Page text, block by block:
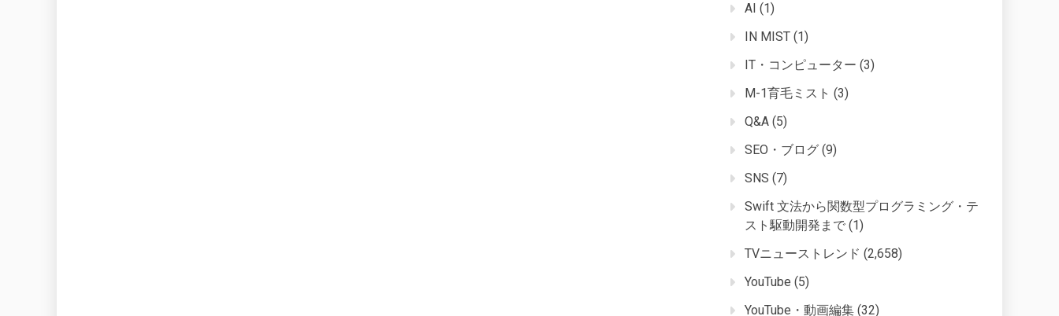
AI (1)
IN MIST (1)
IT・コンピューター (3)
M-1育毛ミスト (3)
Q&A (5)
SEO・ブログ (9)
SNS (7)
Swift 文法から関数型プログラミング・テ
スト駆動開発まで (1)
TVニューストレンド (2,658)
YouTube (5)
YouTube・動画編集 (32)